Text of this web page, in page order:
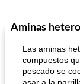
Aminas
Las aminas
compuestos
pescado se